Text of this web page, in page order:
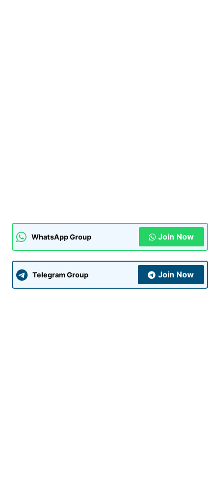
WhatsApp Group Join Now
Telegram Group Join Now